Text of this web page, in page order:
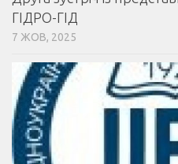
ГІДРО-ГІД
7 ЖОВ, 2025